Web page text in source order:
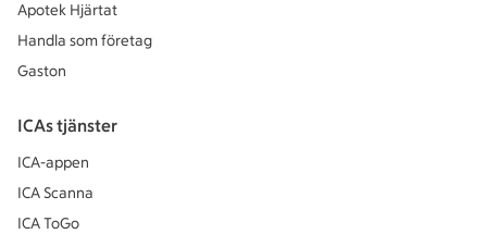
Apotek Hjärtat
Handla som företag
Gaston
ICAs tjänster
ICA-appen
ICA Scanna
ICA ToGo